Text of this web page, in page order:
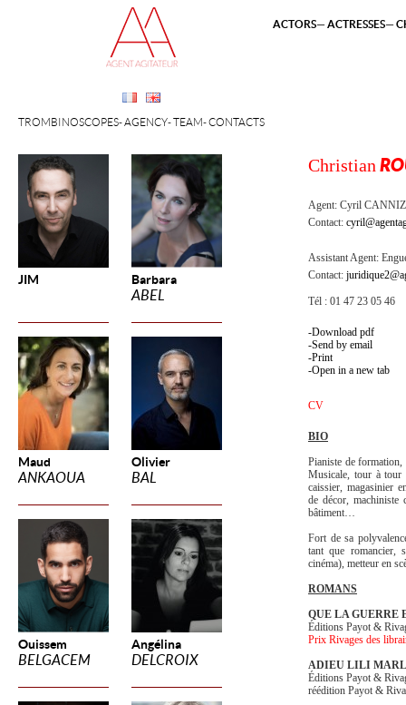
JIM Barbara
ABEL
Maud
ANKAOUA
Olivier
BAL
Ouissem
BELGACEM
Angélina
DELCROIX
TROMBINOSCOPES AGENCY TEAM CONTACTS
ACTORS ACTRESSES
Christian
Agent: Cyril
Contact:
Assistant Agent:
Contact:
Tél : 01 47 23 05 46
Download pdf
Send by email
Print
Open in a new tab
CV
BIO
Pianiste de formation,
Musicale, tour à tour
caissier, magasinier
de décor, machiniste
bâtiment…
Fort de sa
tant que romancier,
cinéma), metteur en
ROMANS
QUE LA GUERRE
Éditions Payot &
Prix Rivages des
ADIEU LILI
Éditions Payot &
réédition Payot &